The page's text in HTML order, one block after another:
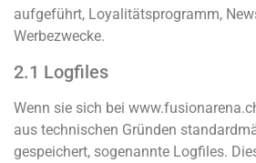
aufgeführt, Loyalitätsprogramm,
Werbezwecke.
2.1 Logfiles
Wenn sie sich bei
aus technischen Gründen
gespeichert, sogenannte Logfiles.